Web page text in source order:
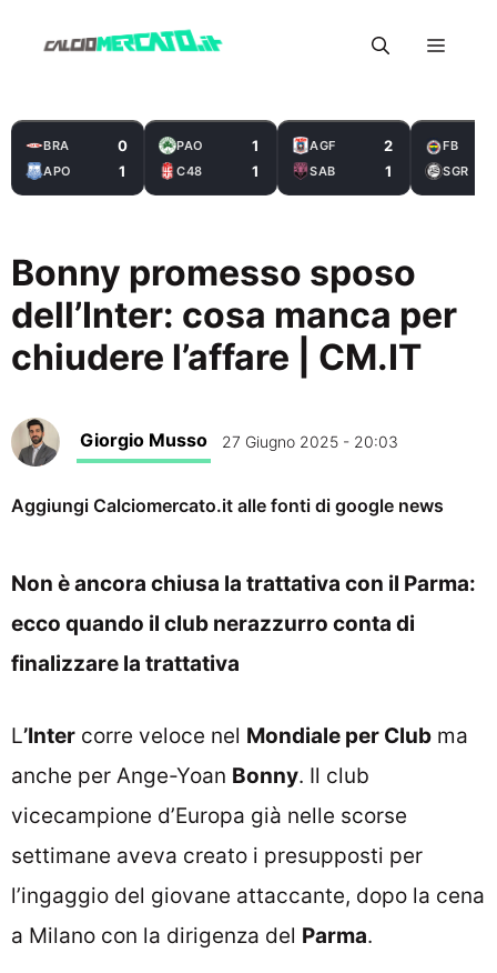
Menu
BRA 0
APO 1
PAO 1
C48 1
AGF 2
SAB 1
FB
SGR
Bonny promesso sposo
dell’Inter: cosa manca per
chiudere l’affare | CM.IT
Giorgio Musso 27 Giugno 2025 - 20:03
Aggiungi Calciomercato.it alle fonti di google news
Non è ancora chiusa la trattativa con il Parma:
ecco quando il club nerazzurro conta di
finalizzare la trattativa
L’Inter corre veloce nel Mondiale per Club ma
anche per Ange-Yoan Bonny. Il club
vicecampione d’Europa già nelle scorse
settimane aveva creato i presupposti per
l’ingaggio del giovane attaccante, dopo la cena
a Milano con la dirigenza del Parma.